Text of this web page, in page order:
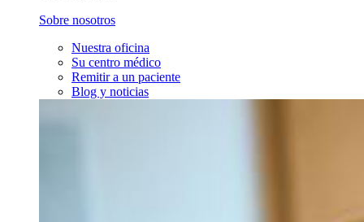
Sobre nosotros
Nuestra oficina
Su centro médico
Remitir a un paciente
Blog y noticias